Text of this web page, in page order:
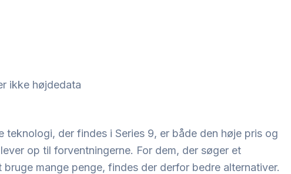
ikke højdedata
teknologi, der findes i Series 9, er både den høje pris og
op til forventningerne. For dem, der søger et
mange penge, findes der derfor bedre alternativer.